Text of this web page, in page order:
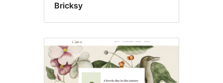
Bricksy